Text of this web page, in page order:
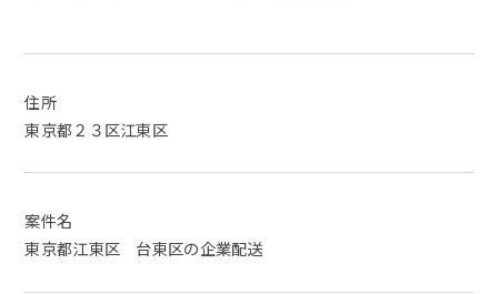
住所
東京都２３区江東区
案件名
東京都江東区 台東区の企業配送